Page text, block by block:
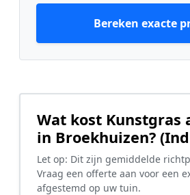
Bereken exacte
Wat kost Kunstgras
in Broekhuizen?
Let op: Dit zijn gemiddelde
Vraag een offerte aan voor een
afgestemd op uw tuin.